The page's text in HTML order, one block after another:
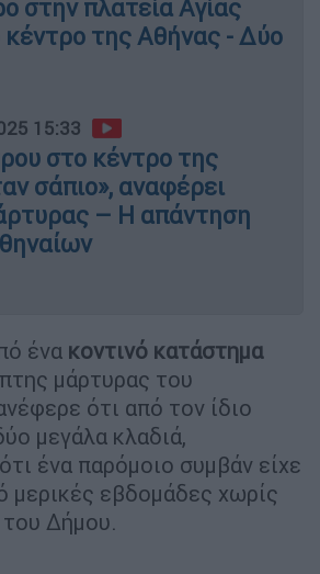
στην πλατεία Αγίας
κέντρο της Αθήνας - Δύο
15:33
στο κέντρο της
σάπιο», αναφέρει
– Η απάντηση
ένα κοντινό κατάστημα
μάρτυρας του
ότι από τον ίδιο
μεγάλα κλαδιά,
ένα παρόμοιο συμβάν είχε
μερικές εβδομάδες χωρίς
Δήμου.